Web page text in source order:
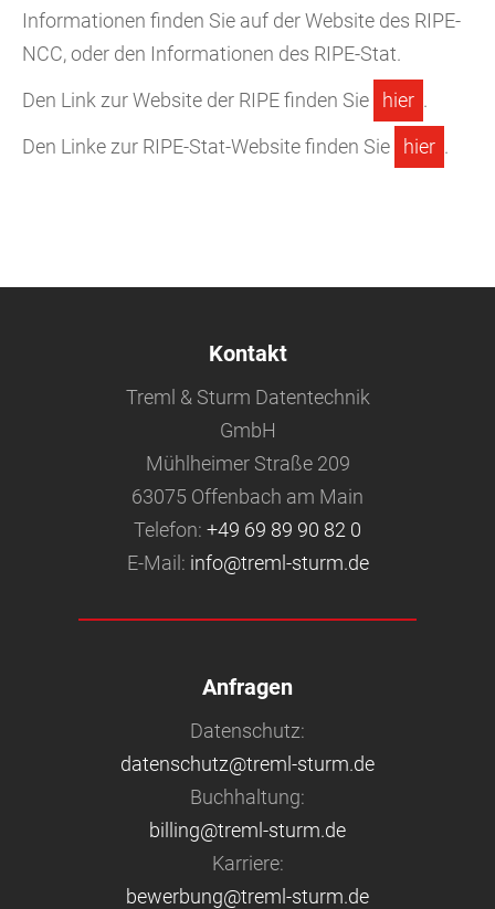
Informationen finden Sie auf der Website des RIPE-
NCC, oder den Informationen des RIPE-Stat.
Den Link zur Website der RIPE finden Sie
hier .
Den Linke zur RIPE-Stat-Website finden Sie
hier .
Kontakt
Treml & Sturm Datentechnik
GmbH
Mühlheimer Straße 209
63075 Offenbach am Main
Telefon: +49 69 89 90 82 0
E-Mail: info@treml-sturm.de
Anfragen
Datenschutz:
datenschutz@treml-sturm.de
Buchhaltung:
billing@treml-sturm.de
Karriere:
bewerbung@treml-sturm.de